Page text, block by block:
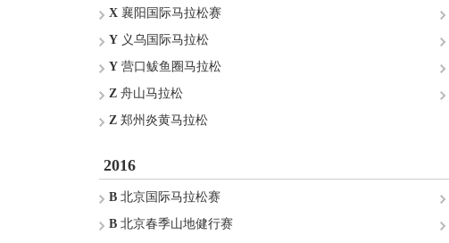
X 襄阳国际马拉松赛
Y 义乌国际马拉松
Y 营口鲅鱼圈马拉松
Z 舟山马拉松
Z 郑州炎黄马拉松
2016
B 北京国际马拉松赛
B 北京春季山地健行赛